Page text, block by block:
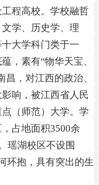
程高校。学校融哲
学、历史学、理
大学科门类于一
，素有“物华天宝、
昌，对江西的政治、
响，被江西省人民
（师范）大学。学
占地面积3500余
瑶湖校区不设围
环抱，具有突出的生